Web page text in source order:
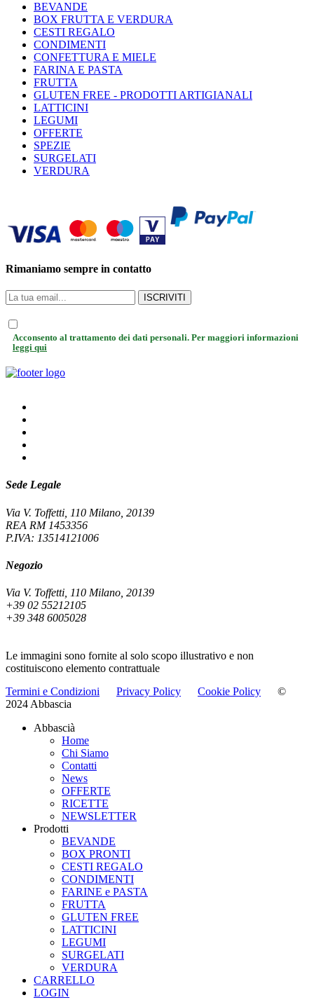
BEVANDE
BOX FRUTTA E VERDURA
CESTI REGALO
CONDIMENTI
CONFETTURA E MIELE
FARINA E PASTA
FRUTTA
GLUTEN FREE - PRODOTTI ARTIGIANALI
LATTICINI
LEGUMI
OFFERTE
SPEZIE
SURGELATI
VERDURA
Rimaniamo sempre in contatto
ISCRIVITI
Acconsento al trattamento dei dati personali. Per maggiori informazioni
leggi qui
Sede Legale
Via V. Toffetti, 110 Milano, 20139
REA RM 1453356
P.IVA: 13514121006
Negozio
Via V. Toffetti, 110 Milano, 20139
+39 02 55212105
+39 348 6005028
Le immagini sono fornite al solo scopo illustrativo e non
costituiscono elemento contrattuale
Termini e Condizioni
Privacy Policy Cookie Policy ©
2024 Abbascia
Abbascià
Home
Chi Siamo
Contatti
News
OFFERTE
RICETTE
NEWSLETTER
Prodotti
BEVANDE
BOX PRONTI
CESTI REGALO
CONDIMENTI
FARINE e PASTA
FRUTTA
GLUTEN FREE
LATTICINI
LEGUMI
SURGELATI
VERDURA
CARRELLO
LOGIN